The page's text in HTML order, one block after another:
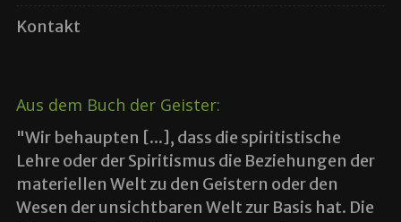
Kontakt
Aus dem Buch der Geister:
"Wir behaupten [...], dass die spiritistische
Lehre oder der Spiritismus die Beziehungen der
materiellen Welt zu den Geistern oder den
Wesen der unsichtbaren Welt zur Basis hat. Die